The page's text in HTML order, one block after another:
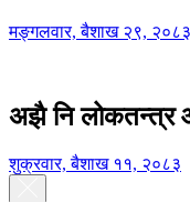
मङ्गलवार, बैशाख २९, २०८३
अझै नि
शुक्रवार, बैशाख ११, २०८३